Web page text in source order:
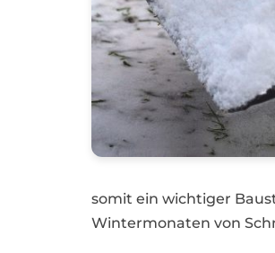
somit ein wichtiger
Wintermonaten von